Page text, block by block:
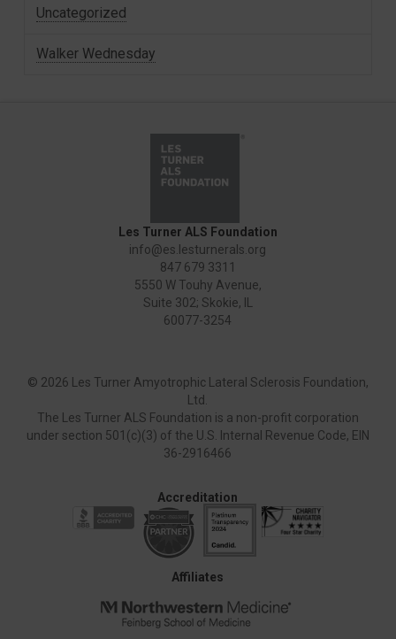
Uncategorized
Walker Wednesday
Les Turner ALS Foundation
info@es.lesturnerals.org
847 679 3311
5550 W Touhy Avenue,
Suite 302; Skokie, IL
60077-3254
© 2026 Les Turner Amyotrophic Lateral Sclerosis Foundation,
Ltd.
The Les Turner ALS Foundation is a non-profit corporation
under section 501(c)(3) of the U.S. Internal Revenue Code, EIN
36-2916466
Accreditation
Affiliates